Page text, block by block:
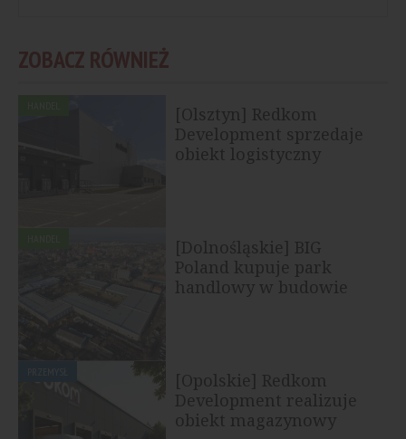
ZOBACZ RÓWNIEŻ
[Olsztyn] Redkom
Development sprzedaje
obiekt logistyczny
[Dolnośląskie] BIG
Poland kupuje park
handlowy w budowie
[Opolskie] Redkom
Development realizuje
obiekt magazynowy